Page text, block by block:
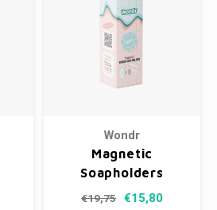
Wondr
Magnetic
Soapholders
€19,75 €15,80